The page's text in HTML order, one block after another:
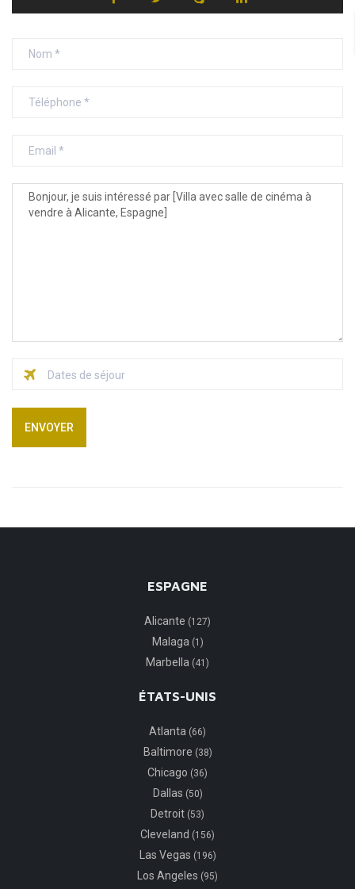
ENVOYER
ESPAGNE
Alicante (127)
Malaga (1)
Marbella (41)
ÉTATS-UNIS
Atlanta (66)
Baltimore (38)
Chicago (36)
Dallas (50)
Detroit (53)
Cleveland (156)
Las Vegas (196)
Los Angeles (95)